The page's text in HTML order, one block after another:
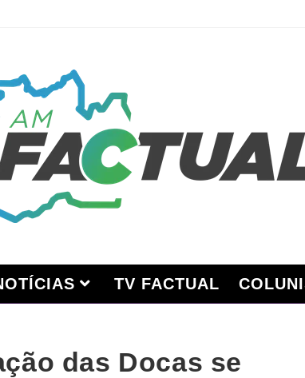
TV FACTUAL
das Docas se